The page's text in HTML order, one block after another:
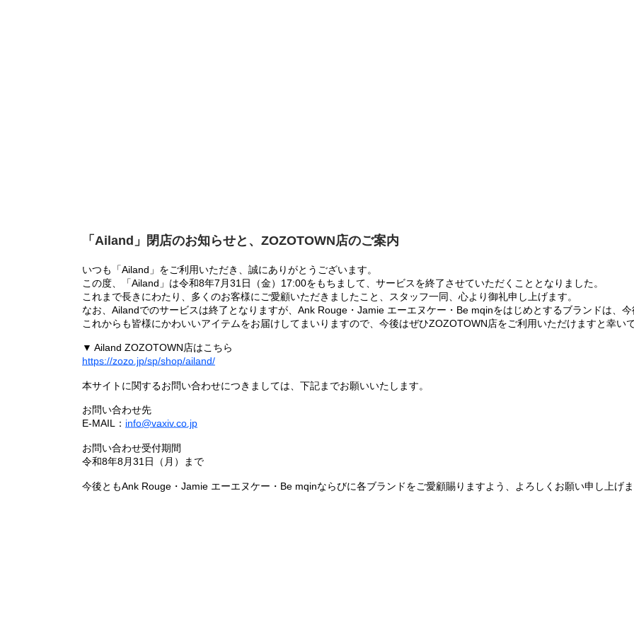
「Ailand」閉店のお知らせと、ZOZOTOWN店のご案内
いつも「Ailand」をご利用いただき、誠にありがとうございます。
この度、「Ailand」は令和8年7月31日（金）17:00をもちまして、サービスを終了させていただくこととなりました。
これまで長きにわたり、多くのお客様にご愛顧いただきましたこと、スタッフ一同、心より御礼申し上げます。
なお、Ailandでのサービスは終了となりますが、Ank Rouge・Jamie エーエヌケー・Be mqinをはじめとするブランドは、
これからも皆様にかわいいアイテムをお届けしてまいりますので、今後はぜひZOZOTOWN店をご利用いただけますと幸いで
▼ Ailand ZOZOTOWN店はこちら
https://zozo.jp/sp/shop/ailand/
本サイトに関するお問い合わせにつきましては、下記までお願いいたします。
お問い合わせ先
E-MAIL： info@vaxiv.co.jp
お問い合わせ受付期間
令和8年8月31日（月）まで
今後ともAnk Rouge・Jamie エーエヌケー・Be mqinならびに各ブランドをご愛顧賜りますよう、よろしくお願い申し上げま